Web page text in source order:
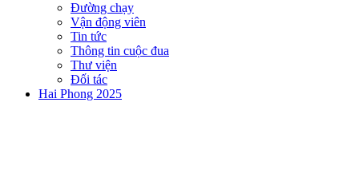
Đường chạy
Vận động viên
Tin tức
Thông tin cuộc đua
Thư viện
Đối tác
Hai Phong 2025